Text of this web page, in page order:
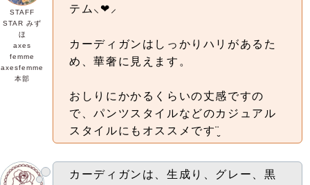
STAFF
STAR みず
ほ
axes
femme
axesfemme
本部
テム⸜❤︎⸝‍
カーディガンはしっかりハリがあるた
め、華奢に見えます。
おしりにかかるくらいの丈感ですの
で、パンツスタイルなどのカジュアル
スタイルにもオススメです¨̮‪
カーディガンは、生成り、グレー、黒